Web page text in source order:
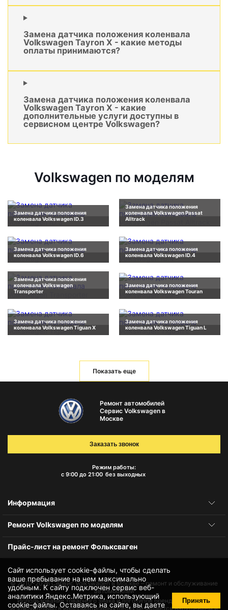
Замена датчика положения коленвала
Volkswagen Tayron X - какие методы
оплаты принимаются?
Замена датчика положения коленвала
Volkswagen Tayron X - какие
дополнительные услуги доступны в
сервисном центре Volkswagen?
Volkswagen по моделям
Замена датчика положения
коленвала Volkswagen ID.3
Замена датчика положения
коленвала Volkswagen Passat
Alltrack
Замена датчика положения
коленвала Volkswagen ID.6
Замена датчика положения
коленвала Volkswagen ID.4
Замена датчика положения
коленвала Volkswagen
Transporter
Замена датчика положения
коленвала Volkswagen Touran
Замена датчика положения
коленвала Volkswagen Tiguan X
Замена датчика положения
коленвала Volkswagen Tiguan L
Показать еще
Сайт использует cookie-файлы, чтобы сделать
ваше пребывание на нем максимально
удобным. К cайту подключен сервис веб-
аналитики Яндекс.Метрика, использующий
cookie-файлы. Оставаясь на сайте, вы даете
Принять
Ремонт автомобилей
Сервис Volkswagen в
Москве
Режим работы:
с 9:00 до 21:00 без выходных
Заказать звонок
Информация
Ремонт Volkswagen по моделям
Прайс-лист на ремонт Фольксваген
© 2010-2026Сервис Volkswagen в Москве – ремонт и обслуживание
автомобилей
Использование товарного знака и логотипов бренда происходит
исключительно в информационных целях не является нарушением и